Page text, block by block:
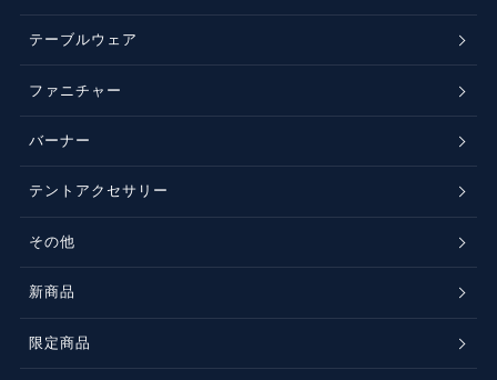
テーブルウェア
ファニチャー
バーナー
テントアクセサリー
その他
新商品
限定商品